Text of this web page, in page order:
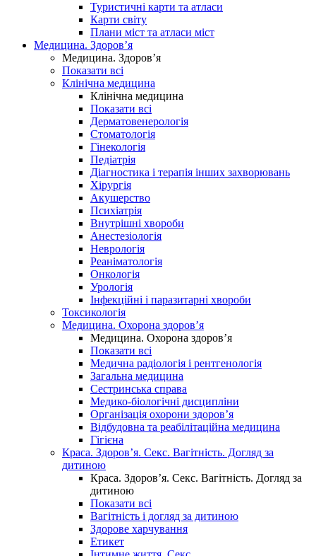
Туристичні карти та атласи
Карти світу
Плани міст та атласи міст
Медицина. Здоров’я
Медицина. Здоров’я
Показати всі
Клінічна медицина
Клінічна медицина
Показати всі
Дерматовенерологія
Стоматологія
Гінекологія
Педіатрія
Діагностика і терапія інших захворювань
Хірургія
Акушерство
Психіатрія
Внутрішні хвороби
Анестезіологія
Неврологія
Реаніматологія
Онкологія
Урологія
Інфекційні і паразитарні хвороби
Токсикологія
Медицина. Охорона здоров’я
Медицина. Охорона здоров’я
Показати всі
Медична радіологія і рентгенологія
Загальна медицина
Сестринська справа
Медико-біологічні дисципліни
Організація охорони здоров’я
Відбудовна та реабілітаційна медицина
Гігієна
Краса. Здоров’я. Секс. Вагітність. Догляд за
дитиною
Краса. Здоров’я. Секс. Вагітність. Догляд за
дитиною
Показати всі
Вагітність і догляд за дитиною
Здорове харчування
Етикет